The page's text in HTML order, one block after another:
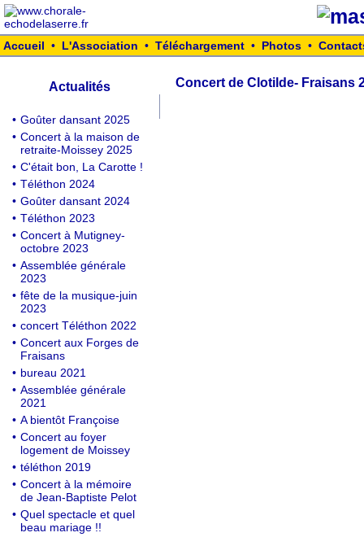
Accueil • L'Association • Téléchargement • Photos •
Actualités
• Goûter dansant 2025
• Concert à la maison de
retraite-Moissey 2025
• C'était bon, La Carotte !
• Téléthon 2024
• Goûter dansant 2024
• Téléthon 2023
• Concert à Mutigney-
octobre 2023
• Assemblée générale
2023
• fête de la musique-juin
2023
• concert Téléthon 2022
• Concert aux Forges de
Fraisans
• bureau 2021
• Assemblée générale
2021
• A bientôt Françoise
• Concert au foyer
logement de Moissey
• téléthon 2019
• Concert à la mémoire
de Jean-Baptiste Pelot
• Quel spectacle et quel
beau mariage !!
Concert de Clotilde- Fraisans